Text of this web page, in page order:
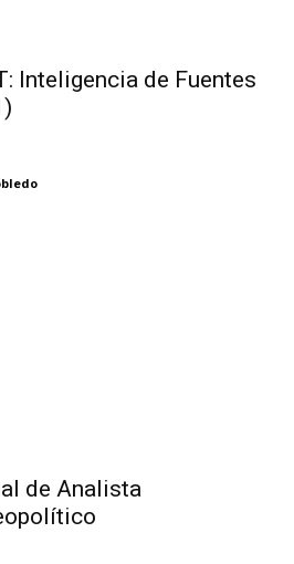
Inteligencia de Fuentes
de Analista